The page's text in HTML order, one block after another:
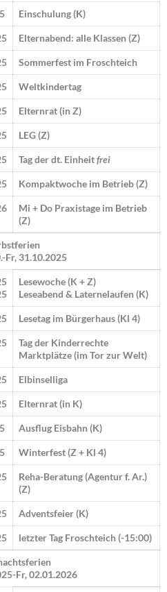
Einschulung (K)
Elternabend: alle Klassen (Z)
Sommerfest im Froschteich
Weltkindertag
Elternrat (in Z)
LEG (Z)
Tag der dt. Einheitfrei
Kompaktwoche im Betrieb (Z)
Mi + Do Praxistage im Betrieb
(Z)
Fr, 31.10.2025
Lesewoche (K + Z)
Leseabend & Laternelaufen (K)
Lesetag im Bürgerhaus (Kl 4)
Tag der Kinderrechte
Marktplätze (im Tor zur Welt)
Elbinselliga
Elternrat (in K)
Ausflug Eisbahn (K)
Winterfest (Z + Kl 4)
Reha-Beratung (Agentur f. Ar.)
(Z)
Adventsfeier (K)
letzter Tag Froschteich (-15:00)
Fr, 02.01.2026